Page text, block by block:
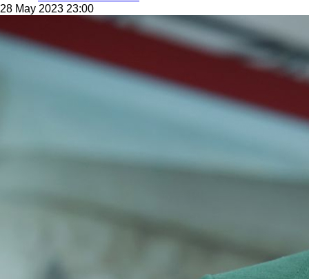
28 May 2023 23:00